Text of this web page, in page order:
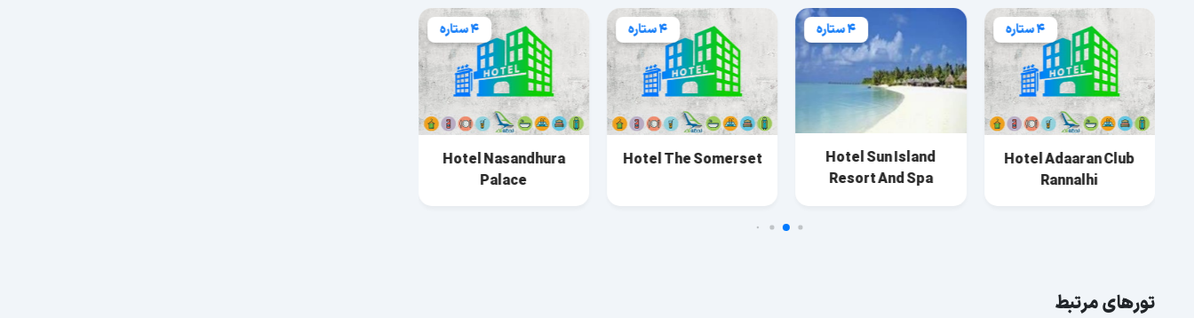
4 ستاره
Hotel Adaaran Club
Rannalhi
4 ستاره
Hotel Sun Island
Resort And Spa
4 ستاره
Hotel The Somerset
4 ستاره
Hotel Nasandhura
Palace
تورهای مرتبط